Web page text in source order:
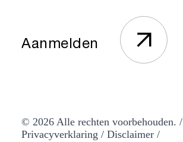
© 2026 Alle rechten voorbehouden. /
Privacyverklaring / Disclaimer /